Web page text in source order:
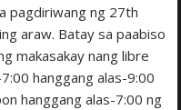
pagdiriwang ng 27th
araw. Batay sa paabiso
makasakay nang libre
hanggang alas-9:00
hanggang alas-7:00 ng